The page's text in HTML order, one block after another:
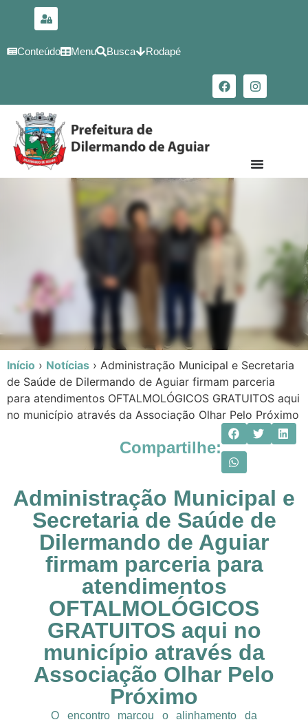
conteúdo
Conteúdo Menu Busca Rodapé
Início › Notícias › Administração Municipal e Secretaria
de Saúde de Dilermando de Aguiar firmam parceria
para atendimentos OFTALMOLÓGICOS GRATUITOS aqui
no município através da Associação Olhar Pelo Próximo
Compartilhe:
Administração Municipal e
Secretaria de Saúde de
Dilermando de Aguiar
firmam parceria para
atendimentos
OFTALMOLÓGICOS
GRATUITOS aqui no
município através da
Associação Olhar Pelo
Próximo
O encontro marcou o alinhamento da